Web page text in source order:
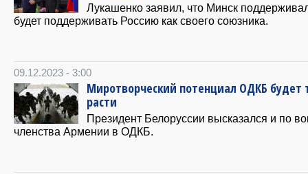
Лукашенко заявил, что Минск
будет поддерживать Россию как своего союзника.
09.12.2023 - 3:00
Миротворческий потенциал ОДКБ будет
расти
Президент Белоруссии высказался и по
членства Армении в ОДКБ.